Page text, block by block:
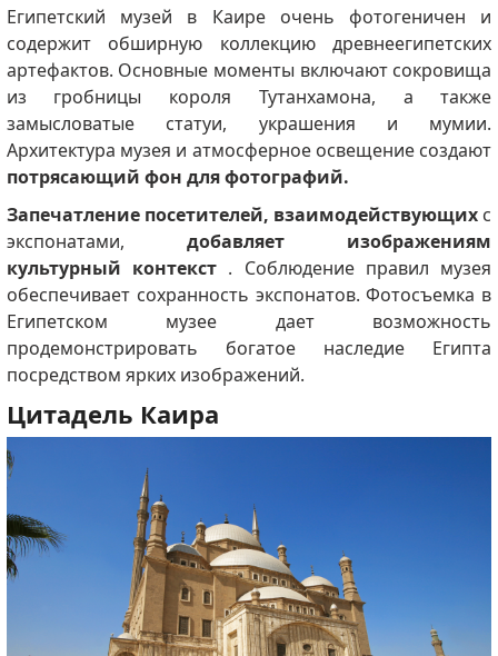
Египетский музей в Каире очень фотогеничен и
содержит обширную коллекцию древнеегипетских
артефактов. Основные моменты включают сокровища
из гробницы короля Тутанхамона, а также
замысловатые статуи, украшения и мумии.
Архитектура музея и атмосферное освещение создают
потрясающий фон для фотографий.
Запечатление посетителей, взаимодействующих с
экспонатами, добавляет изображениям
культурный контекст . Соблюдение правил музея
обеспечивает сохранность экспонатов.Фотосъемка в
Египетском музее дает возможность
продемонстрировать богатое наследие Египта
посредством ярких изображений.
Цитадель Каира